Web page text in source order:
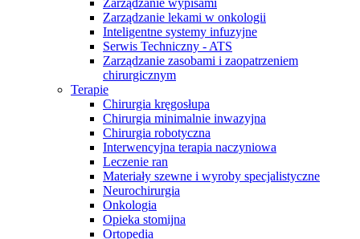
Rozwiązania
wyzwaniach pacjentów cierpiących​
na zaburzenia czynności nerek.​
Global Job Market, aby znaleźć ​
interesujące oferty pracy
Zarządzanie wypisami
Zarządzanie lekami w onkologii
Inteligentne systemy infuzyjne
Serwis Techniczny - ATS
Zarządzanie zasobami i zaopatrzeniem
chirurgicznym
Terapie
Chirurgia kręgosłupa
Chirurgia minimalnie inwazyjna
Chirurgia robotyczna
Interwencyjna terapia naczyniowa
Leczenie ran
Materiały szewne i wyroby specjalistyczne
Neurochirurgia
Onkologia
Opieka stomijna
Ortopedia